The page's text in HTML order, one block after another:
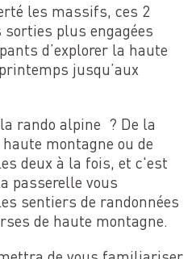
les massifs, ces 2
plus engagées
d’explorer la haute
jusqu’aux
rando alpine ? De la
montagne ou de
deux à la fois, et c'est
passerelle vous
sentiers de randonnées
de haute montagne.